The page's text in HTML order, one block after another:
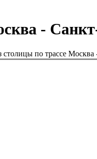
-
столицы по трассе